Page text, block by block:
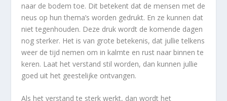
naar de bodem toe. Dit betekent dat de mensen met de
neus op hun thema’s worden gedrukt. En ze kunnen dat
niet tegenhouden. Deze druk wordt de komende dagen
nog sterker. Het is van grote betekenis, dat jullie telkens
weer de tijd nemen om in kalmte en rust naar binnen te
keren. Laat het verstand stil worden, dan kunnen jullie
goed uit het geestelijke ontvangen.
Als het verstand te sterk werkt, dan wordt het